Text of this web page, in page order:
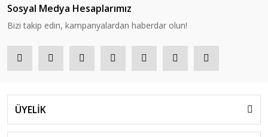
Sosyal Medya Hesaplarımız
Bizi takip edin, kampanyalardan haberdar olun!
ÜYELİK